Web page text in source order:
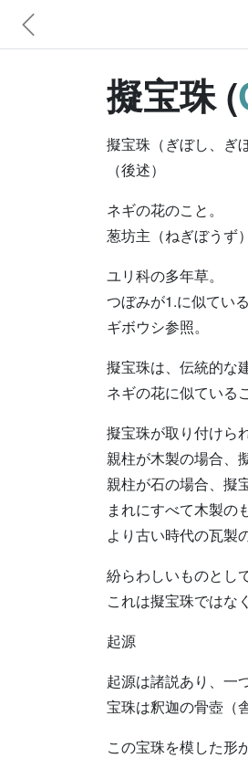
擬宝珠 (
擬宝珠（ぎぼし、ぎ
（後述）
ネギの花のこと。
葱坊主（ねぎぼうず）
ユリ科の多年草。
つぼみが1.に似てい
ギボウシ参照。
擬宝珠は、伝統的な
ネギの花に似ている
擬宝珠が取り付けら
親柱が木製の場合、
親柱が石の場合、擬
まれにすべて木製の
より古い時代の瓦製
紛らわしいものとし
これは擬宝珠ではな
起源
起源は諸説あり、一
宝珠は釈迦の骨壺（
この宝珠を模した形